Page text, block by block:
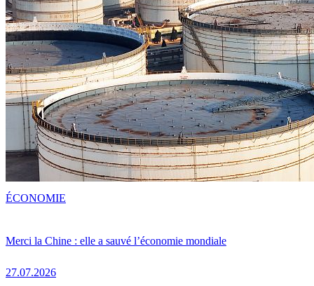
Merci la Chine : elle a sauvé l’économie mondiale
27.07.2026
ÉCONOMIE